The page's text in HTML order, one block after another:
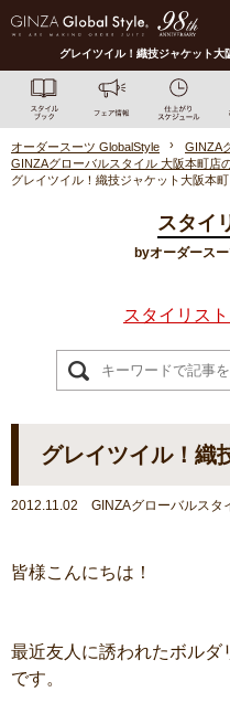
グレイツイル！織技ジャケット
オーダースーツ GlobalStyle
GINZA
GINZAグローバルスタイル 大阪本町店
グレイツイル！織技ジャケット大阪本町
スタイ
byオーダース
スタイリス
グレイツイル！織
2012.11.02 GINZAグローバルスタ
皆様こんにちは！
最近友人に誘われたボルダ
です。